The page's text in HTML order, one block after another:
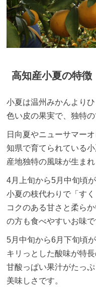
高知産小夏の特徴
小夏は温州みかんより
色い皮の果実で、独特
日向夏やニューサマー
知県で育てられている
産地独特の風味が生まれ
4月上旬から5月中旬頃
小夏の枝代わりで「す
コクのある甘さと柔ら
の方も食べやすいお味で
5月中旬から6月下旬頃
キリっとした酸味が特
甘酸っぱい果汁がたっ
美味しさです。